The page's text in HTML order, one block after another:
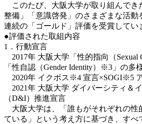
このたび、大阪大学が取り組んでき
整備」「意識啓発」のさまざまな活動
連続の「ゴールド」評価を受賞してい
●評価された取組内容
1．行動宣言
2017年 大阪大学「性的指向（Sexual
「性自認（Gender Identity）※3」の多
2020年 イクボス※4 宣言×SOGI※5
2021年 大阪大学 ダイバーシティ＆
（D&I）推進宣言
大阪大学は、「誰もがそれぞれの性
ている」という考え方に基づき、すべ